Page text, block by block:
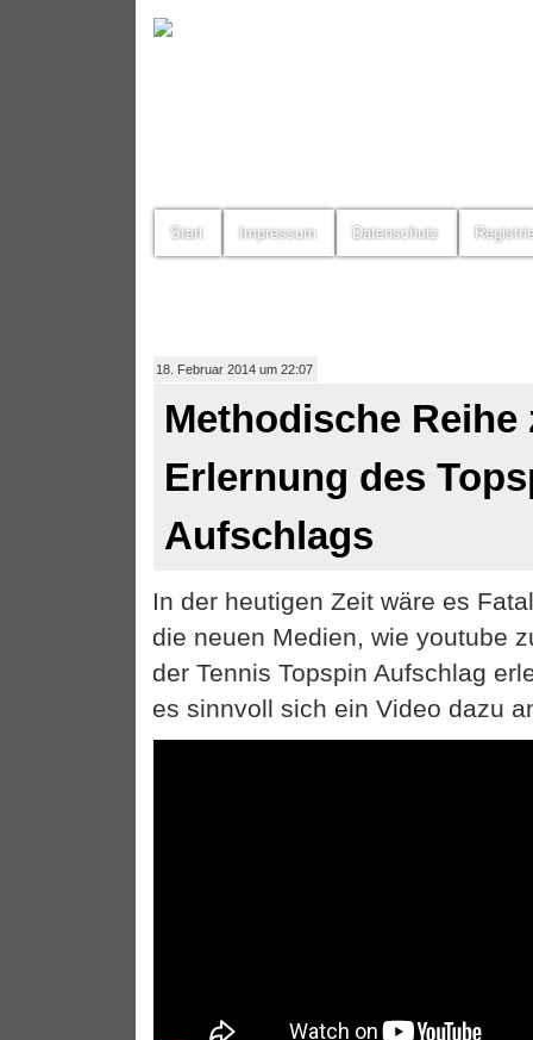
Start Impressum Datenschutz
18. Februar 2014 um 22:07
Methodische Reihe
Erlernung des
Aufschlags
In der heutigen Zeit wäre es
die neuen Medien, wie youtube
der Tennis Topspin Aufschlag
es sinnvoll sich ein Video dazu